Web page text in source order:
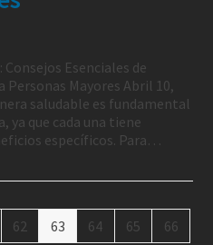
Esenciales de
Mayores Abril 10,
saludable es fundamental
ya que cada una tiene
específicos. Para…
62 63 64 65
66